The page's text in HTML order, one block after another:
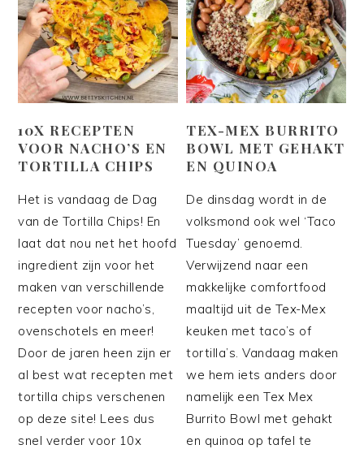
10X RECEPTEN
VOOR NACHO’S EN
TORTILLA CHIPS
Het is vandaag de Dag
van de Tortilla Chips! En
laat dat nou net het hoofd
ingredient zijn voor het
maken van verschillende
recepten voor nacho’s,
ovenschotels en meer!
Door de jaren heen zijn er
al best wat recepten met
tortilla chips verschenen
op deze site! Lees dus
snel verder voor 10x
TEX-MEX BURRITO
BOWL MET GEHAKT
EN QUINOA
De dinsdag wordt in de
volksmond ook wel ‘Taco
Tuesday’ genoemd.
Verwijzend naar een
makkelijke comfortfood
maaltijd uit de Tex-Mex
keuken met taco’s of
tortilla’s. Vandaag maken
we hem iets anders door
namelijk een Tex Mex
Burrito Bowl met gehakt
en quinoa op tafel te